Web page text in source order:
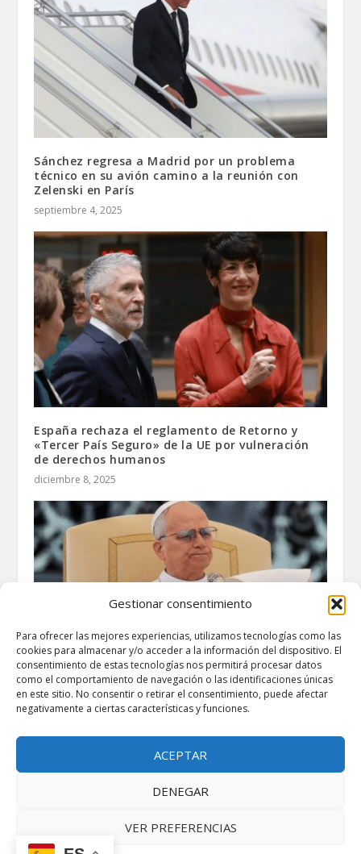
Gestionar consentimiento
Para ofrecer las mejores experiencias, utilizamos tecnologías como las
cookies para almacenar y/o acceder a la información del dispositivo. El
consentimiento de estas tecnologías nos permitirá procesar datos
como el comportamiento de navegación o las identificaciones únicas
en este sitio. No consentir o retirar el consentimiento, puede afectar
negativamente a ciertas características y funciones.
ACEPTAR
DENEGAR
VER PREFERENCIAS
Sánchez regresa a Madrid por un problema
técnico en su avión camino a la reunión con
Zelenski en París
septiembre 4, 2025
España rechaza el reglamento de Retorno y
«Tercer País Seguro» de la UE por vulneración
de derechos humanos
diciembre 8, 2025
La visita del Papa León XIV a España ya tiene
fechas: recorrerá Madrid, Barcelona y Canarias